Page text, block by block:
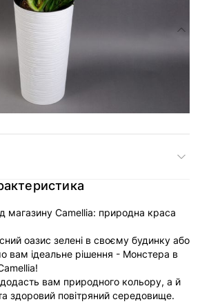
пластиковому кашпо
магазину Camellia: природна краса
оазис зелені в своєму будинку або
вам ідеальне рішення - Монстера в
вам природного кольору, а й
здоровий повітряний середовище.